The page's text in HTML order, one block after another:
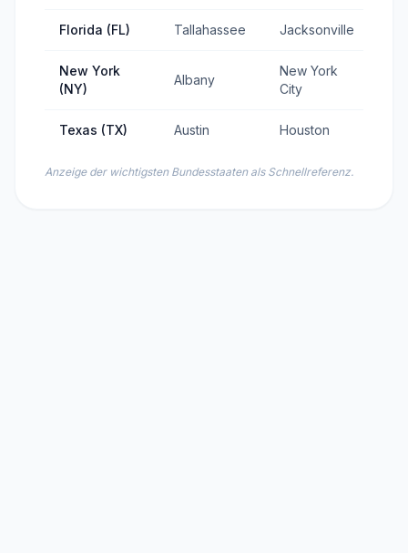
Florida (FL) Tallahassee Jacksonville
New York
(NY)
Albany
New York
City
Texas (TX) Austin Houston
Anzeige der wichtigsten Bundesstaaten als Schnellreferenz.